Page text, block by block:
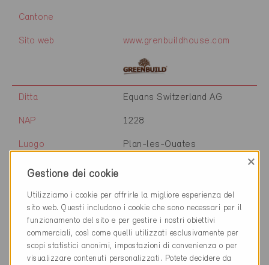
Cantone
Sito web www.grenbuildhouse.com
Ditta Equans Switzerland AG
NAP 1228
Luogo Plan-les-Ouates
Cantone
Sito web
Gestione dei cookie
×
Utilizziamo i cookie per offrirle la migliore esperienza del
sito web. Questi includono i cookie che sono necessari per il
funzionamento del sito e per gestire i nostri obiettivi
commerciali, così come quelli utilizzati esclusivamente per
scopi statistici anonimi, impostazioni di convenienza o per
visualizzare contenuti personalizzati. Potete decidere da